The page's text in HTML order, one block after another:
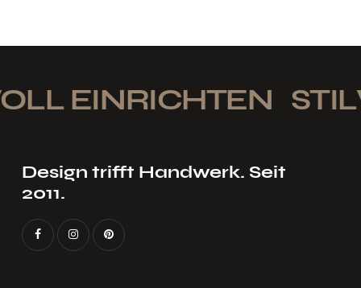
EINRICHTEN
Design trifft Handwerk. Seit
2011.